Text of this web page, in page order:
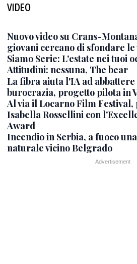
VIDEO
Nuovo video su Crans-
giovani cercano di sfondare
Siamo Serie: L'estate nei tuoi
Attitudini: nessuna, The bear
La fibra aiuta l'IA ad abbattere
burocrazia, progetto pilota in
Al via il Locarno Film
Isabella Rossellini con
Award
Incendio in Serbia, a fuoco
naturale vicino Belgrado